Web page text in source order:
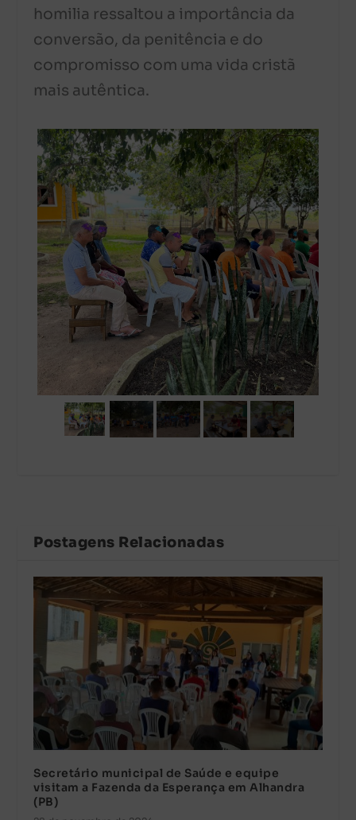
homilia ressaltou a importância da
conversão, da penitência e do
compromisso com uma vida cristã
mais autêntica.
Postagens Relacionadas
Secretário municipal de Saúde e equipe
visitam a Fazenda da Esperança em Alhandra
(PB)